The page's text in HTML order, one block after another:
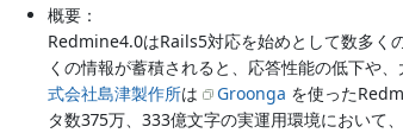
概要：
Redmine4.0はRails5対応を始めとして数多く
くの情報が蓄積されると、応答性能の低下や
式会社島津製作所は Groonga を使った
タ数375万、333億文字の実運用環境において